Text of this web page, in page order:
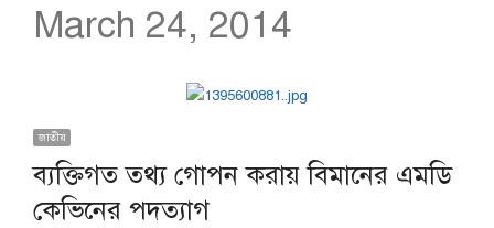
March 24, 2014
জাতীয়
ব্যক্তিগত তথ্য গোপন করায় বিমানের এমডি
কেভিনের পদত্যাগ